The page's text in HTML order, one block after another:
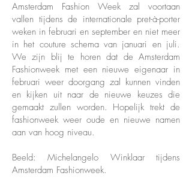
Amsterdam Fashion Week zal voortaan
vallen tijdens de internationale pret-à-porter
weken in februari en september en niet meer
in het couture schema van januari en juli.
We zijn blij te horen dat de Amsterdam
Fashionweek met een nieuwe eigenaar in
februari weer doorgang zal kunnen vinden
en kijken uit naar de nieuwe keuzes die
gemaakt zullen worden. Hopelijk trekt de
fashionweek weer oude en nieuwe namen
aan van hoog niveau.
Beeld: Michelangelo Winklaar tijdens
Amsterdam Fashionweek.